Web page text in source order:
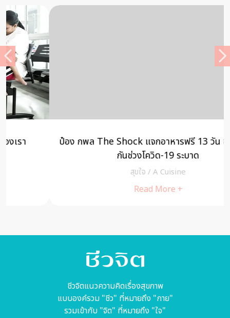
ป๋อง กพล The Shock แจกอาหารฟรี 13 วัน ช่วยเหลือ
กันช่วงโควิด-19 ระบาด
A Cuisine
Read More +
ชีวจิตแนวความคิดเรื่องสุขภาพ
แบบองค์รวม "ชีว" ที่หมายถึง "กาย"
รวมเข้ากับ "จิต" ที่หมายถึง "ใจ"